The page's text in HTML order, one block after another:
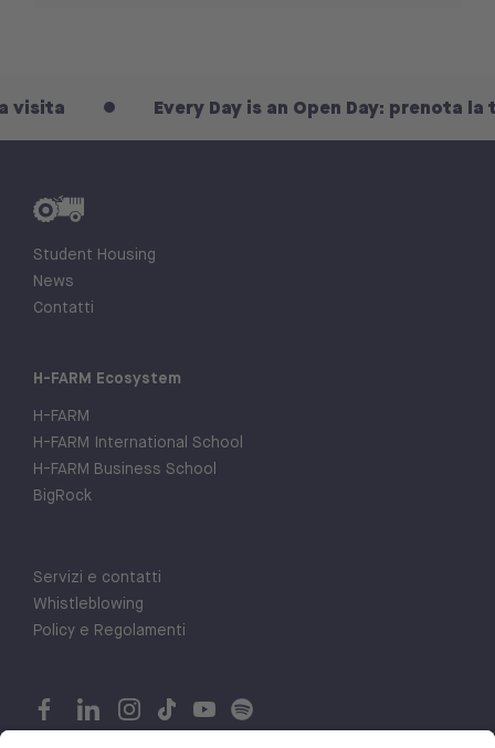
Every Day is an Open Day: prenota la tua
Student Housing
News
Contatti
H-FARM Ecosystem
H-FARM
H-FARM International School
H-FARM Business School
BigRock
Servizi e contatti
Whistleblowing
Policy e Regolamenti